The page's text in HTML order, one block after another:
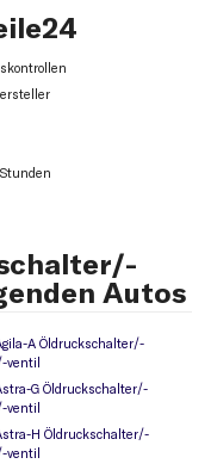
Autos
A Öldruckschalter/-
ventil
G Öldruckschalter/-
ventil
H Öldruckschalter/-
ventil